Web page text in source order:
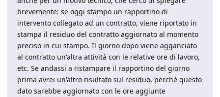
brevemente: se oggi stampo un rapportino di
intervento collegato ad un contratto, viene riportato in
stampa il residuo del contratto aggiornato al momento
preciso in cui stampo. Il giorno dopo viene agganciato
al contratto un'altra attività con le relative ore di lavoro,
etc. Se andassi a ristampare il rapportino del giorno
prima avrei un'altro risultato sul residuo, perché questo
dato sarebbe aggiornato con le ore aggiunte